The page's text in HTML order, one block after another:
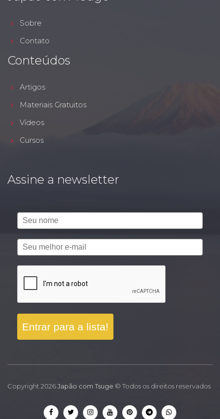
Sobre
Contato
Conteúdos
Artigos
Materiais Gratuitos
Vídeos
Cursos
Assine a newsletter
Entrar para a lista!
Copyright 2026Japão com Tsuge © Todos os direitos reservados